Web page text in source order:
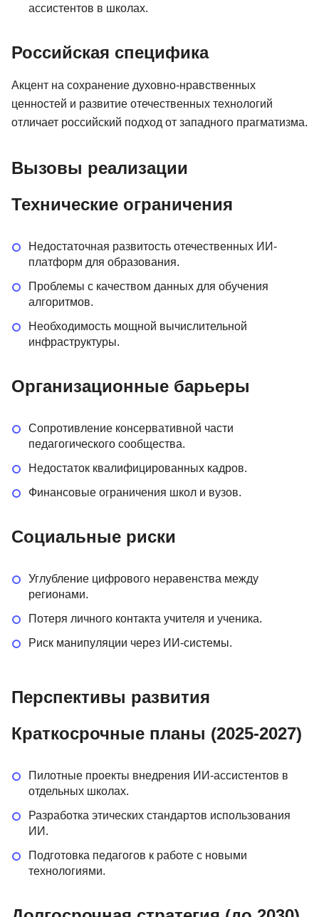
ассистентов в школах.
Российская специфика
Акцент на сохранение духовно-нравственных
ценностей и развитие отечественных технологий
отличает российский подход от западного прагматизма.
Вызовы реализации
Технические ограничения
Недостаточная развитость отечественных ИИ-
платформ для образования.
Проблемы с качеством данных для обучения
алгоритмов.
Необходимость мощной вычислительной
инфраструктуры.
Организационные барьеры
Сопротивление консервативной части
педагогического сообщества.
Недостаток квалифицированных кадров.
Финансовые ограничения школ и вузов.
Социальные риски
Углубление цифрового неравенства между
регионами.
Потеря личного контакта учителя и ученика.
Риск манипуляции через ИИ-системы.
Перспективы развития
Краткосрочные планы (2025-2027)
Пилотные проекты внедрения ИИ-ассистентов в
отдельных школах.
Разработка этических стандартов использования
ИИ.
Подготовка педагогов к работе с новыми
технологиями.